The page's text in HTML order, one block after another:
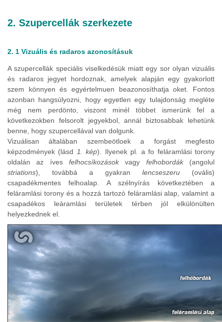
2. Szupercellák szerkezete
2. 1 Vizuális és radaros azonosításuk
A szupercellák speciális viselkedésük miatt egy sor olyan vizuális
és radaros jegyet hordoznak, amelyek alapján egy gyakorlott
szem könnyen és egyértelmuen beazonosíthatja oket. Fontos
azonban hangsúlyozni, hogy egyetlen egy tulajdonság megléte
még nem perdönto, viszont minél többet ismerünk fel a
következokben felsorolt jegyekbol, annál biztosabbak lehetünk
benne, hogy szupercellával van dolgunk.
Vizuálisan általában szembeötloek a forgást megfesto
képzodmények (lásd
1. kép). Ilyenek pl. a fo feláramlási torony
oldalán az íves felhocsíkozásokvagy felhobordák(angolul
striations), továbbá a gyakran lencseszeru (ovális)
csapadékmentes felhoalap. A szélnyírás következtében a
feláramlási torony és a hozzá tartozó feláramlási alap, valamint a
csapadékos leáramlási területek térben jól elkülönülten
helyezkednek el.